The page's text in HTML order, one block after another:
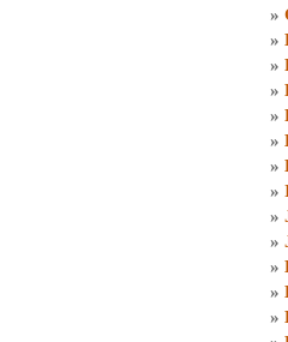
»
»
»
»
»
»
»
»
»
»
»
»
»